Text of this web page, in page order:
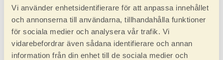
Vi använder enhetsidentifierare för att anpassa innehållet
och annonserna till användarna, tillhandahålla funktioner
för sociala medier och analysera vår trafik. Vi
vidarebefordrar även sådana identifierare och annan
information från din enhet till de sociala medier och
Har du frågor?
0952-550 10
E-post: fritid@baseco.se